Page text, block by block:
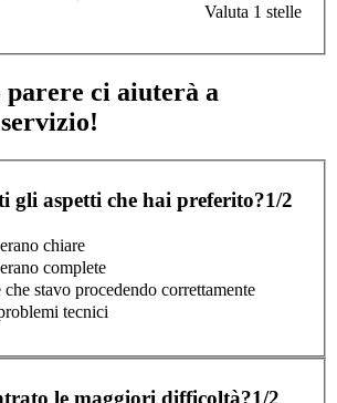
Valuta 1 stelle
ci aiuterà a
gli aspetti che hai preferito?1/2
chiare
complete
stavo procedendo correttamente
tecnici
le maggiori difficoltà?1/2